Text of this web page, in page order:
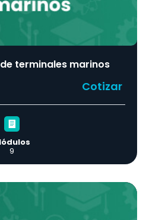
terminales marinos
Cotizar
9